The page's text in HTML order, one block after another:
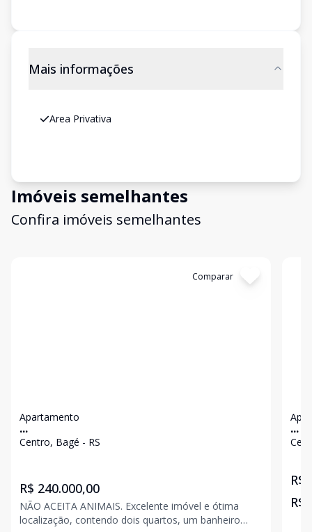
Mais informações
Area Privativa
Imóveis semelhantes
Confira imóveis semelhantes
Comparar
Apartamento
...
Centro, Bagé - RS
R$ 240.000,00
NÃO ACEITA ANIMAIS. Excelente imóvel e ótima
localização, contendo dois quartos, um banheiro
...
R$
R$